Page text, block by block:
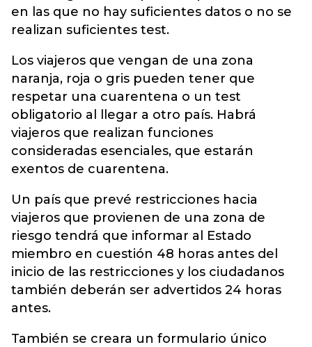
en las que no hay suficientes datos o no se
realizan suficientes test.
Los viajeros que vengan de una zona
naranja, roja o gris pueden tener que
respetar una cuarentena o un test
obligatorio al llegar a otro país. Habrá
viajeros que realizan funciones
consideradas esenciales, que estarán
exentos de cuarentena.
Un país que prevé restricciones hacia
viajeros que provienen de una zona de
riesgo tendrá que informar al Estado
miembro en cuestión 48 horas antes del
inicio de las restricciones y los ciudadanos
también deberán ser advertidos 24 horas
antes.
También se creara un formulario único